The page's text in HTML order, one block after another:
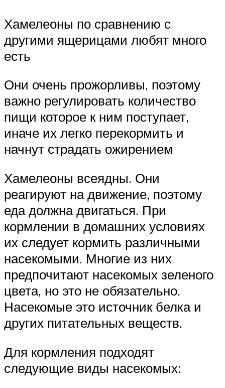
Хамелеоны по сравнению с
другими ящерицами любят много
есть
Они очень прожорливы, поэтому
важно регулировать количество
пищи которое к ним поступает,
иначе их легко перекормить и
начнут страдать ожирением
Хамелеоны всеядны. Они
реагируют на движение, поэтому
еда должна двигаться. При
кормлении в домашних условиях
их следует кормить различными
насекомыми. Многие из них
предпочитают насекомых зеленого
цвета, но это не обязательно.
Насекомые это источник белка и
других питательных веществ.
Для кормления подходят
следующие виды насекомых: